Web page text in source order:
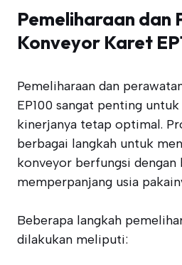
Pemeliharaan dan
Konveyor Karet
Pemeliharaan dan
EP100 sangat penting
kinerjanya tetap optimal.
berbagai langkah untuk
konveyor berfungsi dengan
memperpanjang usia
Beberapa langkah
dilakukan meliputi: